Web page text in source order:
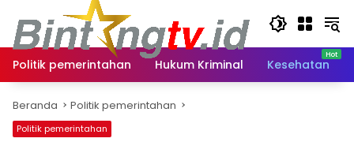
konten
Politik pemerintahan
Hukum Kriminal Kesehatan
Beranda Politik pemerintahan
Politik pemerintahan